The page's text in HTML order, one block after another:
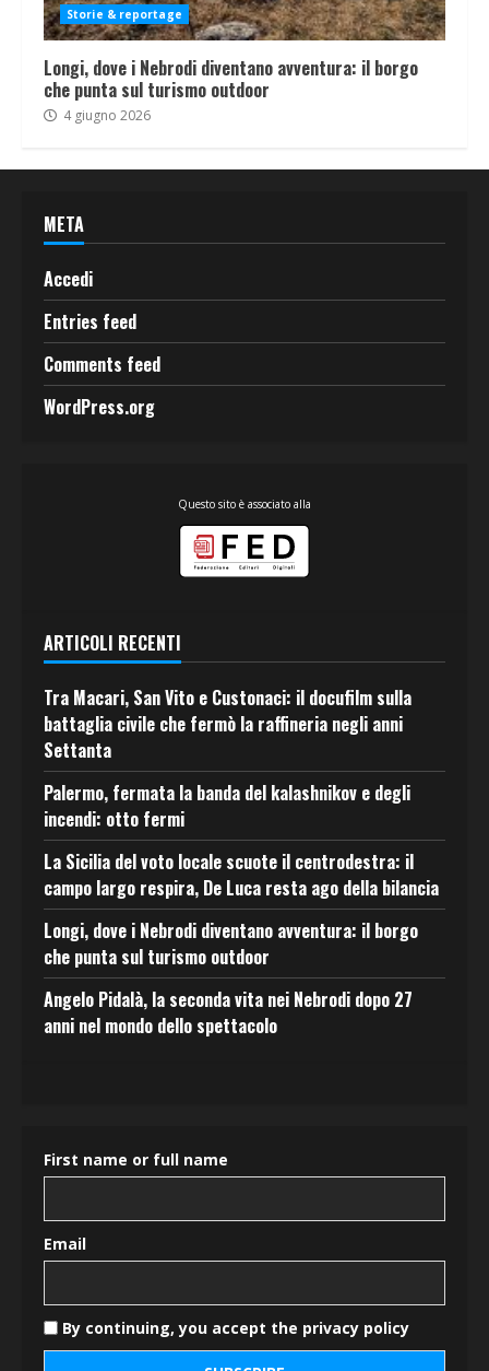
Storie & reportage
Longi, dove i Nebrodi diventano avventura: il borgo
che punta sul turismo outdoor
4 giugno 2026
META
Accedi
Entries feed
Comments feed
WordPress.org
Questo sito è associato alla
ARTICOLI RECENTI
Tra Macari, San Vito e Custonaci: il docufilm sulla
battaglia civile che fermò la raffineria negli anni
Settanta
Palermo, fermata la banda del kalashnikov e degli
incendi: otto fermi
La Sicilia del voto locale scuote il centrodestra: il
campo largo respira, De Luca resta ago della bilancia
Longi, dove i Nebrodi diventano avventura: il borgo
che punta sul turismo outdoor
Angelo Pidalà, la seconda vita nei Nebrodi dopo 27
anni nel mondo dello spettacolo
First name or full name
Email
By continuing, you accept the privacy policy